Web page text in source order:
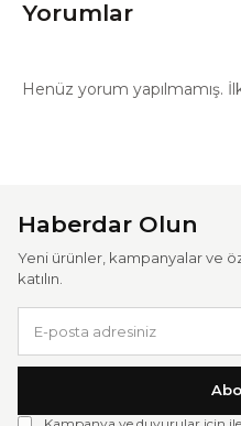
Yorumlar
Henüz yorum yapılmamış.
Haberdar Olun
Yeni ürünler, kampanyalar ve
katılın.